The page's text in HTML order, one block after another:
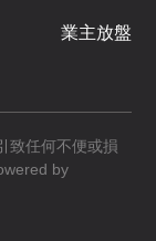
業主放盤
致任何不便或損
by